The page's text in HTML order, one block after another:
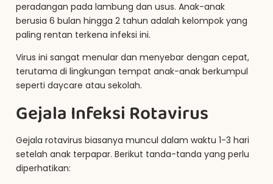
peradangan pada lambung dan usus. Anak-anak
berusia 6 bulan hingga 2 tahun adalah kelompok yang
paling rentan terkena infeksi ini.
Virus ini sangat menular dan menyebar dengan cepat,
terutama di lingkungan tempat anak-anak berkumpul
seperti daycare atau sekolah.
Gejala Infeksi Rotavirus
Gejala rotavirus biasanya muncul dalam waktu 1-3 hari
setelah anak terpapar. Berikut tanda-tanda yang perlu
diperhatikan: